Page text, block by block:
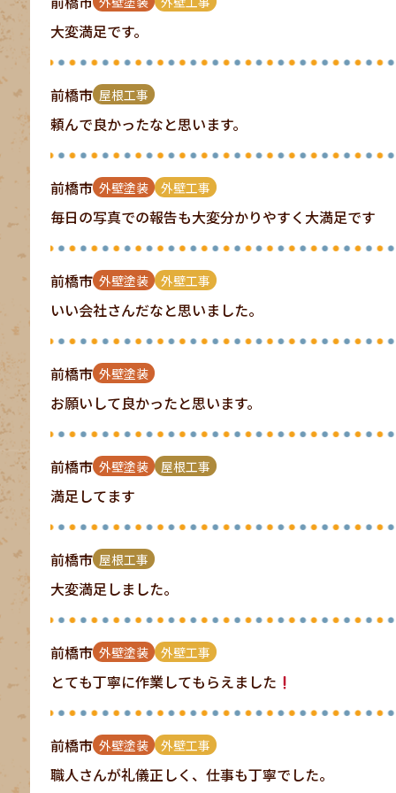
大変満足です。
前橋市 屋根工事
頼んで良かったなと思います。
前橋市 外壁塗装 外壁工事
毎日の写真での報告も大変分かりやすく大満足です
前橋市 外壁塗装 外壁工事
いい会社さんだなと思いました。
前橋市 外壁塗装
お願いして良かったと思います。
前橋市 外壁塗装 屋根工事
満足してます
前橋市 屋根工事
大変満足しました。
前橋市 外壁塗装 外壁工事
とても丁寧に作業してもらえました
前橋市 外壁塗装 外壁工事
職人さんが礼儀正しく、仕事も丁寧でした。